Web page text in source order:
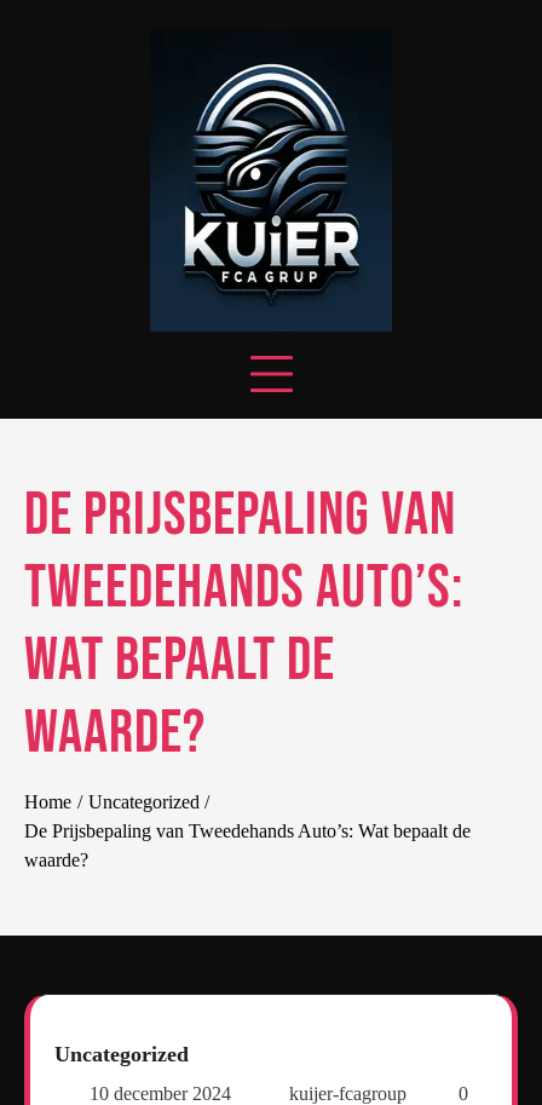
De Prijsbepaling van
Tweedehands Auto’s:
Wat bepaalt de
waarde?
Home
Uncategorized
De Prijsbepaling van Tweedehands Auto’s: Wat bepaalt de
waarde?
Uncategorized
10 december 2024 kuijer-fcagroup
0